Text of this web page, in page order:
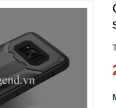
Phụ Kiện
Phụ Kiện